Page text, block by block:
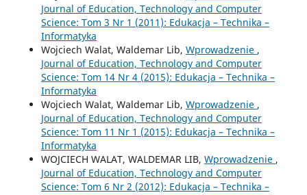
Journal of Education, Technology and Computer
Science: Tom 3 Nr 1 (2011): Edukacja – Technika –
Informatyka
Wojciech Walat, Waldemar Lib, Wprowadzenie ,
Journal of Education, Technology and Computer
Science: Tom 14 Nr 4 (2015): Edukacja – Technika –
Informatyka
Wojciech Walat, Waldemar Lib, Wprowadzenie ,
Journal of Education, Technology and Computer
Science: Tom 11 Nr 1 (2015): Edukacja – Technika –
Informatyka
WOJCIECH WALAT, WALDEMAR LIB, Wprowadzenie ,
Journal of Education, Technology and Computer
Science: Tom 6 Nr 2 (2012): Edukacja – Technika –